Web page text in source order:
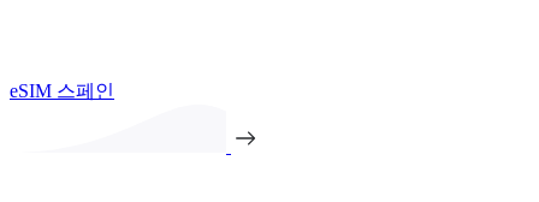
eSIM 스페인